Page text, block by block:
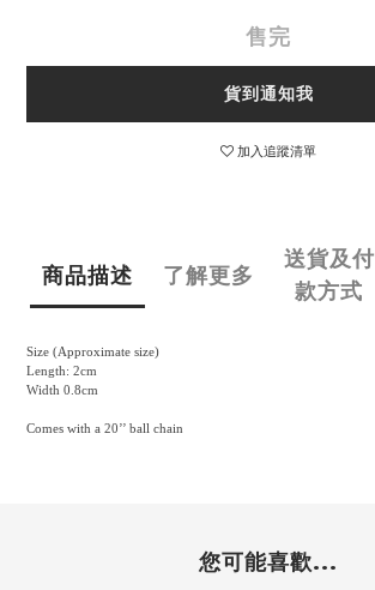
售完
貨到通知我
加入追蹤清單
商品描述 了解更多
送貨及付
款方式
Size (Approximate size)
Length: 2cm
Width 0.8cm
Comes with a 20’’ ball chain
您可能喜歡...